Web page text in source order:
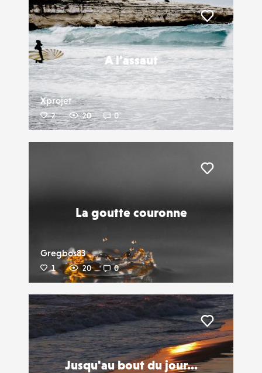
A l'assaut
Xprojet
2 20 0
Liker
La goutte couronne
Gregbos83
1 20 0
Jusqu'au bout du jour...
Liker